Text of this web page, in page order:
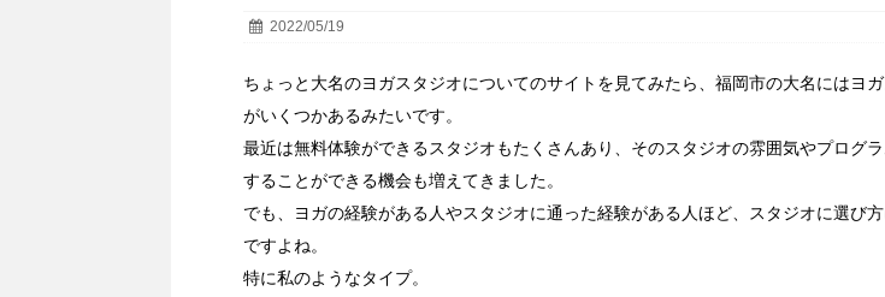
2022/05/19
ちょっと大名のヨガスタジオについてのサイトを見てみたら、福岡市の大名にはヨ
がいくつかあるみたいです。
最近は無料体験ができるスタジオもたくさんあり、そのスタジオの雰囲気やプログ
することができる機会も増えてきました。
でも、ヨガの経験がある人やスタジオに通った経験がある人ほど、スタジオに選び
ですよね。
特に私のようなタイプ。